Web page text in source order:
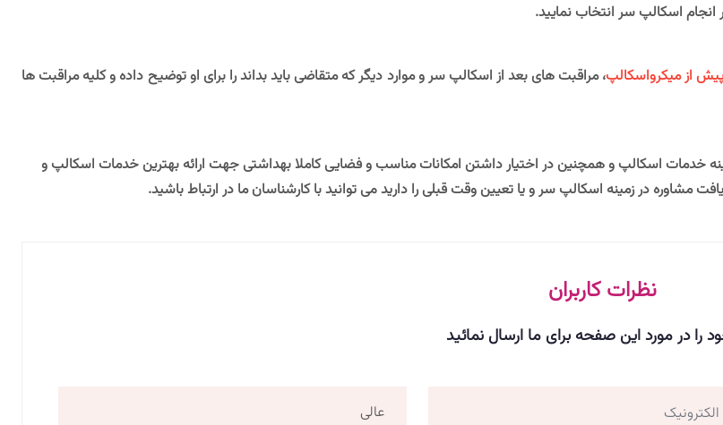
انجام اسکالپ سر انتخاب نمایید.
از میکرواسکالپ، مراقبت های بعد از اسکالپ سر و موارد دیگر که متقاضی باید بداند را برای او توضیح داده و کلیه مراقبت ها
زمینه خدمات اسکالپ و همچنین در اختیار داشتن امکانات مناسب و فضایی کاملا بهداشتی جهت ارائه بهترین خدمات اسکالپ و
در زمینه اسکالپ سر و یا تعیین وقت قبلی را دارید می توانید با کارشناسان ما در ارتباط باشید.
نظرات کاربران
را در مورد این صفحه برای ما ارسال نمائید